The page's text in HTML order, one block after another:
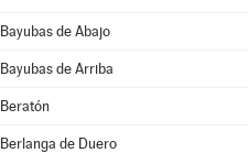
Bayubas de Abajo
Bayubas de Arriba
Beratón
Berlanga de Duero